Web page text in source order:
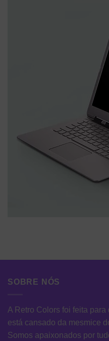
SOBRE NÓS
A Retro Colors foi feita
está cansado da mesmice
Somos apaixonados por